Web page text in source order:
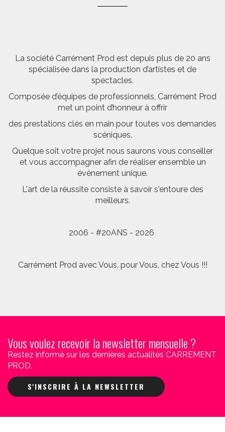
La société Carrément Prod est depuis plus de 20 ans
spécialisée dans la production d’artistes et de
spectacles.
Composée d’équipes de professionnels, Carrément Prod
met un point d’honneur à offrir
des prestations clés en main pour toutes vos demandes
scéniques.
Quelque soit votre projet nous saurons vous conseiller
et vous accompagner afin de réaliser ensemble un
évènement unique.
L'art de la réussite consiste à savoir s'entoure des
meilleurs.
2006 - #20ANS - 2026
Carrément Prod avec Vous, pour Vous, chez Vous !!!
Vous voulez recevoir la newsletter mensuelle ?
Restez informé sur les dernières actualités CARREMENT
PROD.
S'INSCRIRE À LA NEWSLETTER